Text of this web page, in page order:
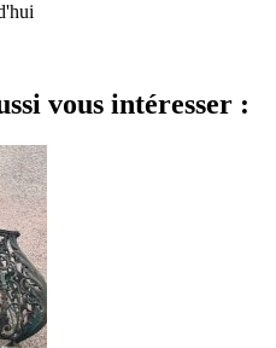
vous intéresser :